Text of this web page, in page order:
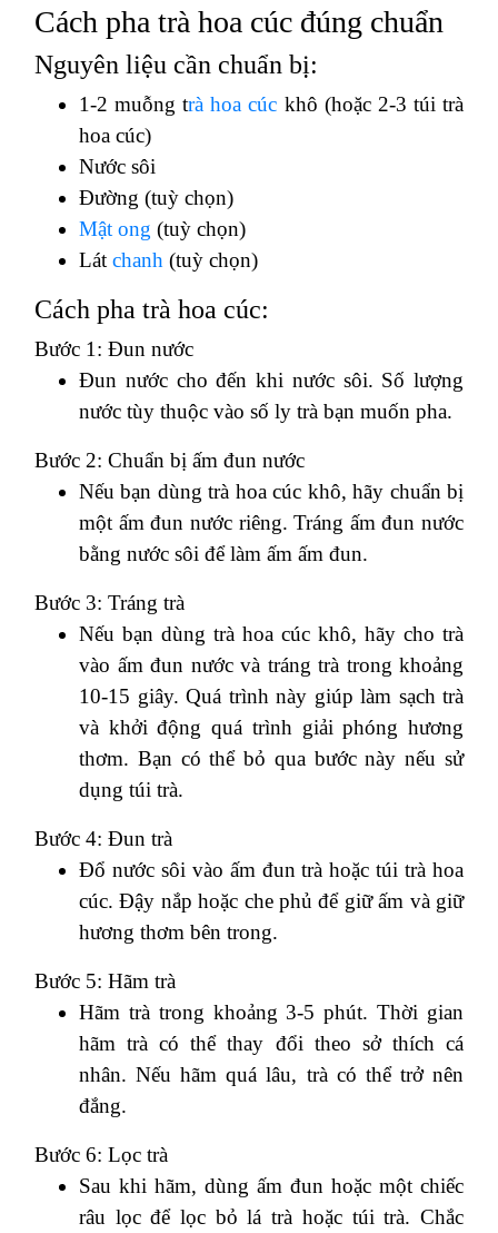
Cách pha trà hoa cúc đúng chuẩn
Nguyên liệu cần chuẩn bị:
1-2 muỗng trà hoa cúc khô (hoặc 2-3 túi trà
hoa cúc)
Nước sôi
Đường (tuỳ chọn)
Mật ong (tuỳ chọn)
Lát chanh (tuỳ chọn)
Cách pha trà hoa cúc:
Bước 1: Đun nước
Đun nước cho đến khi nước sôi. Số lượng
nước tùy thuộc vào số ly trà bạn muốn pha.
Bước 2: Chuẩn bị ấm đun nước
Nếu bạn dùng trà hoa cúc khô, hãy chuẩn bị
một ấm đun nước riêng. Tráng ấm đun nước
bằng nước sôi để làm ấm ấm đun.
Bước 3: Tráng trà
Nếu bạn dùng trà hoa cúc khô, hãy cho trà
vào ấm đun nước và tráng trà trong khoảng
10-15 giây. Quá trình này giúp làm sạch trà
và khởi động quá trình giải phóng hương
thơm. Bạn có thể bỏ qua bước này nếu sử
dụng túi trà.
Bước 4: Đun trà
Đổ nước sôi vào ấm đun trà hoặc túi trà hoa
cúc. Đậy nắp hoặc che phủ để giữ ấm và giữ
hương thơm bên trong.
Bước 5: Hãm trà
Hãm trà trong khoảng 3-5 phút. Thời gian
hãm trà có thể thay đổi theo sở thích cá
nhân. Nếu hãm quá lâu, trà có thể trở nên
đắng.
Bước 6: Lọc trà
Sau khi hãm, dùng ấm đun hoặc một chiếc
râu lọc để lọc bỏ lá trà hoặc túi trà. Chắc